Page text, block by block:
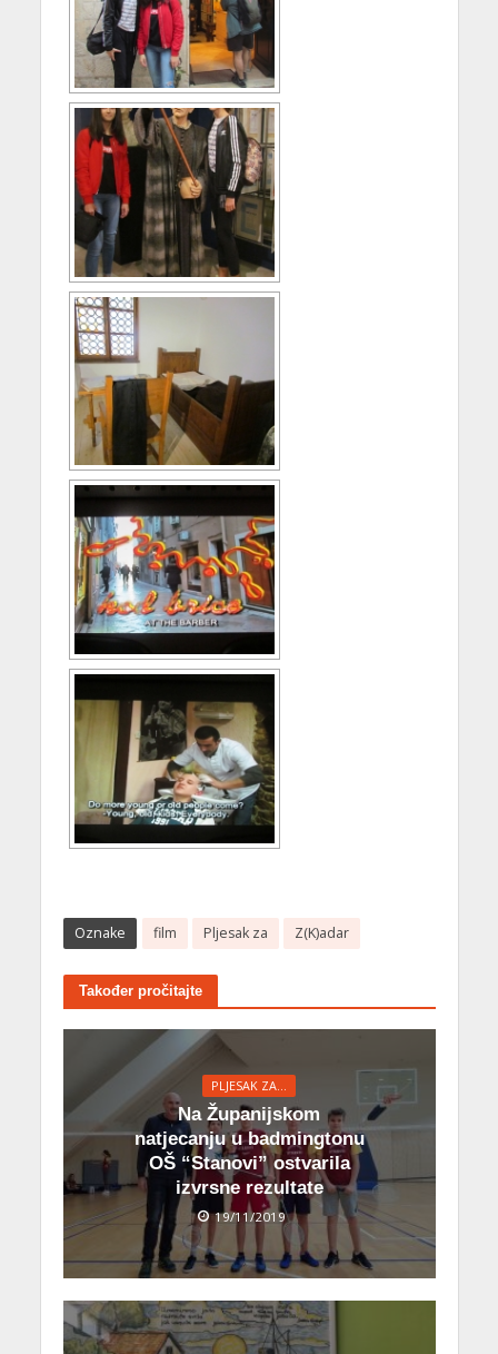
Oznake film Pljesak za Z(K)adar
Također pročitajte
PLJESAK ZA...
Na Županijskom
natjecanju u badmingtonu
OŠ “Stanovi” ostvarila
izvrsne rezultate
19/11/2019